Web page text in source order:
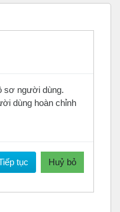
sơ người dùng.
dùng hoàn chỉnh
tục Huỷ bỏ